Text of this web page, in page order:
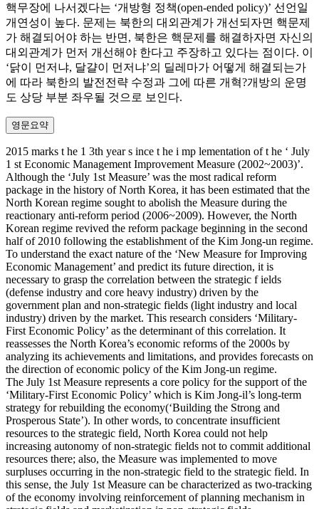
핵무장에 나서겠다는 ‘개방형 정책(open-ended policy)’ 선언일
개연성이 높다. 문제는 북한의 대외관계가 개선되자면 핵문제
가 해결되어야 하는 반면, 북한은 핵문제를 해결하자면 자신의
대외관계가 먼저 개선해야 한다고 주장하고 있다는 점이다. 이
‘닭이 먼저냐, 달걀이 먼저냐’의 딜레마가 어떻게 해결되는가
에 따라 북한의 발전전략 수정과 그에 따른 개혁?개방의 운명
도 상당 부분 좌우될 것으로 보인다.
영문요약
2015 marks t he 1 3th year s ince t he i mp lementation of t he ‘ July
1 st Economic Management Improvement Measure (2002~2003)’.
Although the ‘July 1st Measure’ was the most radical reform
package in the history of North Korea, it has been estimated that the
North Korean regime sought to abolish the Measure during the
reactionary anti-reform period (2006~2009). However, the North
Korean regime revived the reform package beginning in the second
half of 2010 following the establishment of the Kim Jong-un regime.
To understand the exact nature of the ‘New Measure for Improving
Economic Management’ and predict its future direction, it is
necessary to grasp the correlation between the strategic f ields
(defense industry and core heavy industry) driven by the
government plan and non-strategic fields (light industry and local
industry) driven by the market. This research considers ‘Military-
First Economic Policy’ as the determinant of this correlation. It
reassesses the North Korea’s economic reforms of the 2000s by
analyzing its achievements and limitations, and provides forecasts on
the direction of economic policy of the Kim Jong-un regime.
The July 1st Measure represents a core policy for the support of the
‘Military-First Economic Policy’ which is Kim Jong-il’s long-term
strategy for rebuilding the economy(‘Building the Strong and
Prosperous State’). In other words, to concentrate insufficient
resources to the strategic field, North Korea could not help
increasing autonomy of non-strategic fields not to commit additional
resources there; also, the Measure was implemented to move
surpluses occurring in the non-strategic field to the strategic field. In
this sense, the July 1st Measure can be characterized as two-tracking
of the economy involving reinforcement of planning mechanism in